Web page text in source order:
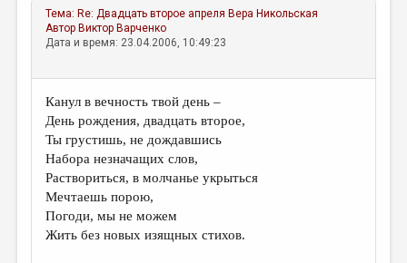
Тема: Re: Двадцать второе апреля Вера Никольская
Автор Виктор Варченко
Дата и время: 23.04.2006, 10:49:23
Канул в вечность твой день –
День рождения, двадцать второе,
Ты грустишь, не дождавшись
Набора незначащих слов,
Раствориться, в молчанье укрыться
Мечтаешь порою,
Погоди, мы не можем
Жить без новых изящных стихов.